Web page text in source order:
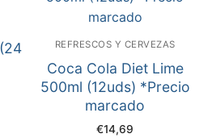
REFRESCOS Y CERVEZAS
Coca Cola Diet Lime
500ml (12uds) *Precio
marcado
€14,69